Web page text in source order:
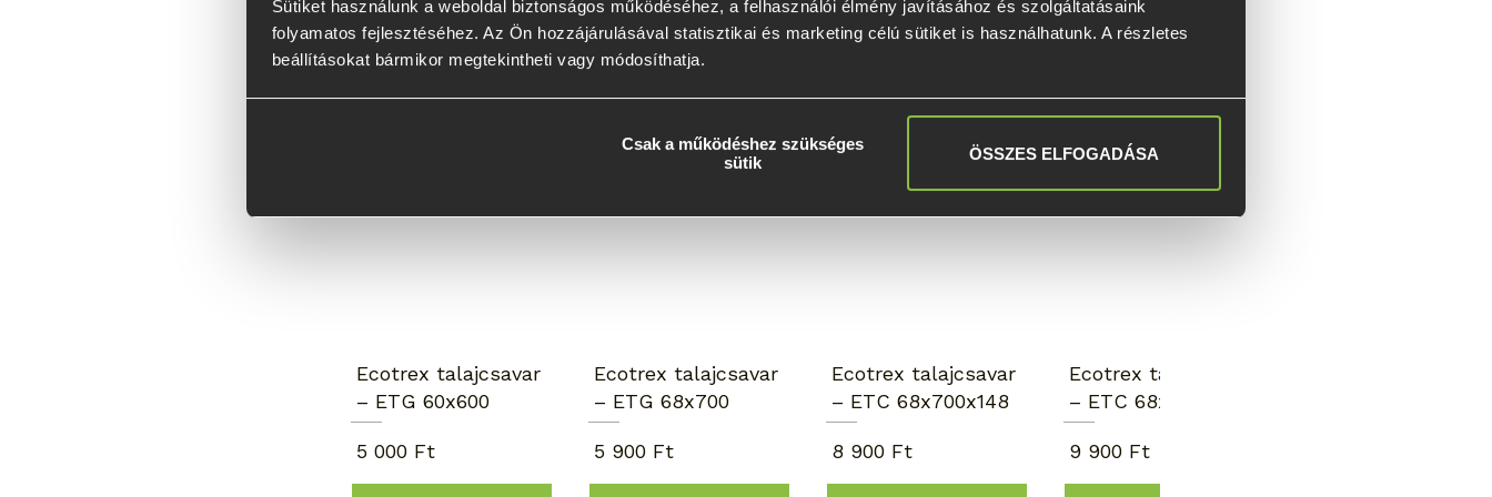
Sütiket használunk a weboldal biztonságos működéséhez, a felhasználói élmény javításához és szolgáltatásaink
folyamatos fejlesztéséhez. Az Ön hozzájárulásával statisztikai és marketing célú sütiket is használhatunk. A részletes
beállításokat bármikor megtekintheti vagy módosíthatja.
Csak a működéshez szükséges
sütik
ÖSSZES ELFOGADÁSA
Napernyőhöz
kiváló
Ecotrex talajcsavar
– ETG 60x600
5 000 Ft
Napernyőhöz
kiváló
Ecotrex talajcsavar
– ETG 68x700
5 900 Ft
Ecotrex talajcsavar
– ETC 68x700x148
8 900 Ft
Ecotrex talajcsavar
– ETC 68x900x148
9 900 Ft